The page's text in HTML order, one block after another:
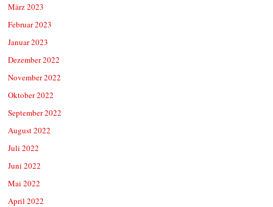
März 2023
Februar 2023
Januar 2023
Dezember 2022
November 2022
Oktober 2022
September 2022
August 2022
Juli 2022
Juni 2022
Mai 2022
April 2022